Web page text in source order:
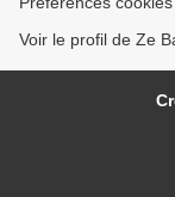
Voir le profil de Ze